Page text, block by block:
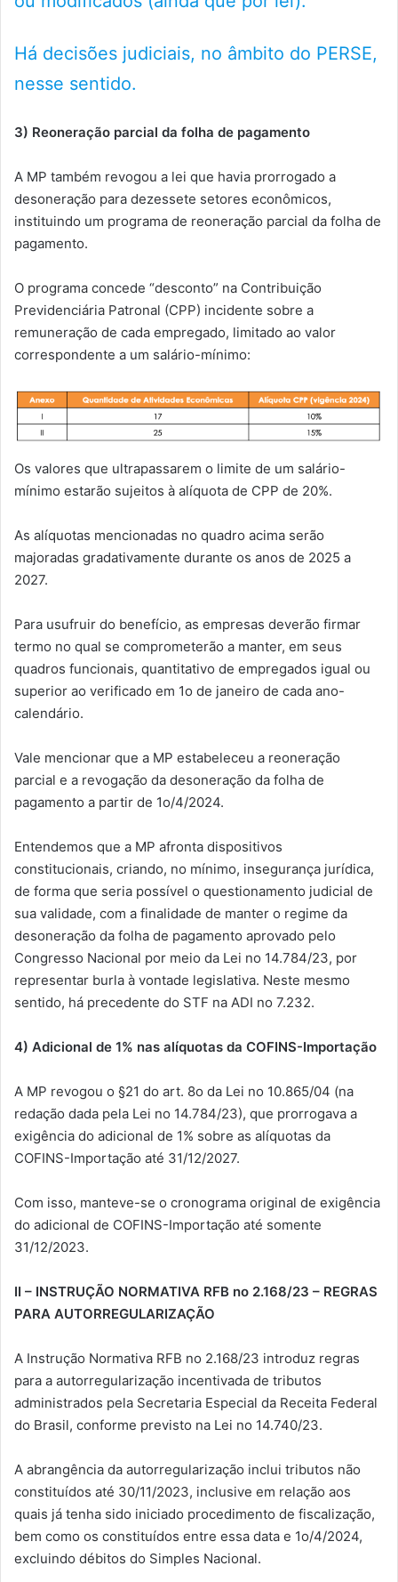
Há decisões judiciais, no âmbito do PERSE,
nesse sentido.
3) Reoneração parcial da folha de pagamento
A MP também revogou a lei que havia prorrogado a
desoneração para dezessete setores econômicos,
instituindo um programa de reoneração parcial da folha de
pagamento.
O programa concede “desconto” na Contribuição
Previdenciária Patronal (CPP) incidente sobre a
remuneração de cada empregado, limitado ao valor
correspondente a um salário-mínimo:
Os valores que ultrapassarem o limite de um salário-
mínimo estarão sujeitos à alíquota de CPP de 20%.
As alíquotas mencionadas no quadro acima serão
majoradas gradativamente durante os anos de 2025 a
2027.
Para usufruir do benefício, as empresas deverão firmar
termo no qual se comprometerão a manter, em seus
quadros funcionais, quantitativo de empregados igual ou
superior ao verificado em 1o de janeiro de cada ano-
calendário.
Vale mencionar que a MP estabeleceu a reoneração
parcial e a revogação da desoneração da folha de
pagamento a partir de 1o/4/2024.
Entendemos que a MP afronta dispositivos
constitucionais, criando, no mínimo, insegurança jurídica,
de forma que seria possível o questionamento judicial de
sua validade, com a finalidade de manter o regime da
desoneração da folha de pagamento aprovado pelo
Congresso Nacional por meio da Lei no 14.784/23, por
representar burla à vontade legislativa. Neste mesmo
sentido, há precedente do STF na ADI no 7.232.
4) Adicional de 1% nas alíquotas da COFINS-Importação
A MP revogou o §21 do art. 8o da Lei no 10.865/04 (na
redação dada pela Lei no 14.784/23), que prorrogava a
exigência do adicional de 1% sobre as alíquotas da
COFINS-Importação até 31/12/2027.
Com isso, manteve-se o cronograma original de exigência
do adicional de COFINS-Importação até somente
31/12/2023.
II – INSTRUÇÃO NORMATIVA RFB no 2.168/23 – REGRAS
PARA AUTORREGULARIZAÇÃO
A Instrução Normativa RFB no 2.168/23 introduz regras
para a autorregularização incentivada de tributos
administrados pela Secretaria Especial da Receita Federal
do Brasil, conforme previsto na Lei no 14.740/23.
A abrangência da autorregularização inclui tributos não
constituídos até 30/11/2023, inclusive em relação aos
quais já tenha sido iniciado procedimento de fiscalização,
bem como os constituídos entre essa data e 1o/4/2024,
excluindo débitos do Simples Nacional.